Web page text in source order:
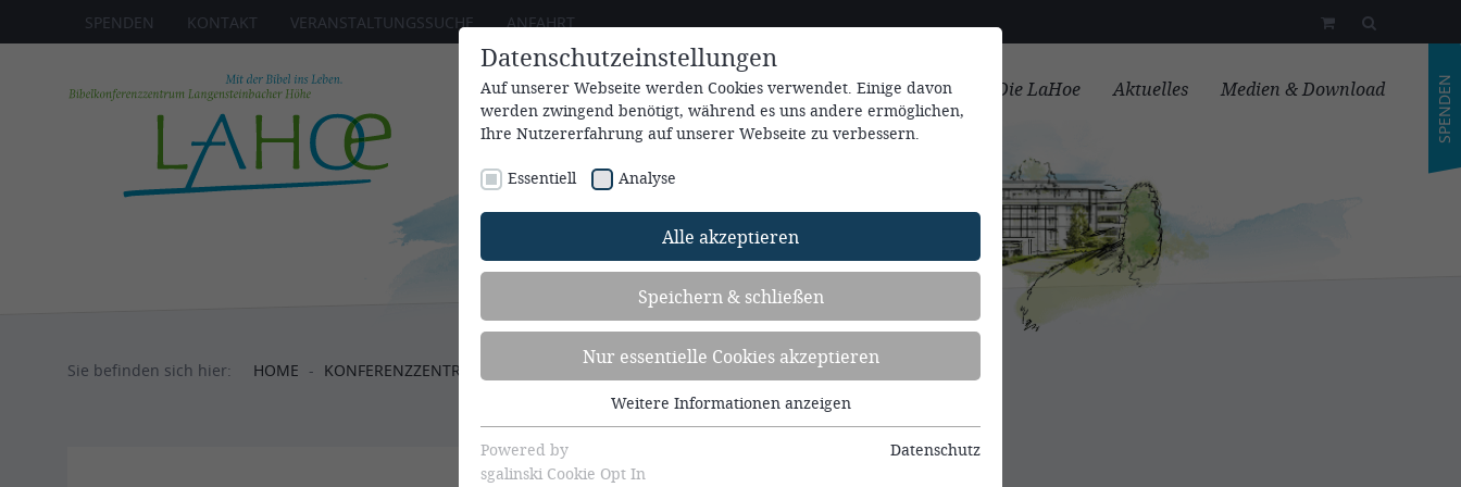
SPENDEN KONTAKT VERANSTALTUNGSSUCHE ANFAHRT
SPENDEN
Konferenz
ZENTRUM
Die LaHoe
GEMEINDE
Internats
SCHULE
Jesuswoche Die LaHoe Aktuelles Medien & Download
Sie befinden sich hier: HOME KONFERENZZENTRUM VERANSTALTUNGSKALENDER & ANMELDUNG
Datenschutzeinstellungen
Auf unserer Webseite werden Cookies verwendet. Einige davon
werden zwingend benötigt, während es uns andere ermöglichen,
Ihre Nutzererfahrung auf unserer Webseite zu verbessern.
Essentiell Analyse
Alle akzeptieren
Speichern & schließen
Nur essentielle Cookies akzeptieren
Essentielle Cookies werden für grundlegende Funktionen der
Webseite benötigt. Dadurch ist gewährleistet, dass die Webseite
Weitere Informationen anzeigen
Powered by
sgalinski Cookie Opt In
Datenschutz